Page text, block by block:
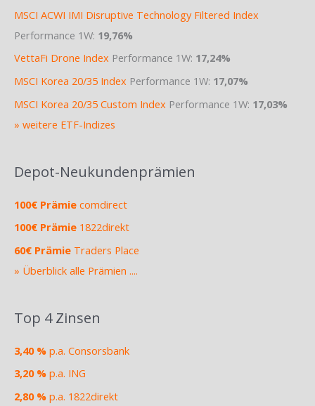
MSCI ACWI IMI Disruptive Technology Filtered Index
Performance 1W: 19,76%
VettaFi Drone Index Performance 1W: 17,24%
MSCI Korea 20/35 Index Performance 1W: 17,07%
MSCI Korea 20/35 Custom Index Performance 1W: 17,03%
» weitere ETF-Indizes
Depot-Neukundenprämien
100€ Prämie comdirect
100€ Prämie 1822direkt
60€ Prämie Traders Place
» Überblick alle Prämien ....
Top 4 Zinsen
3,40 % p.a. Consorsbank
3,20 % p.a. ING
2,80 % p.a. 1822direkt